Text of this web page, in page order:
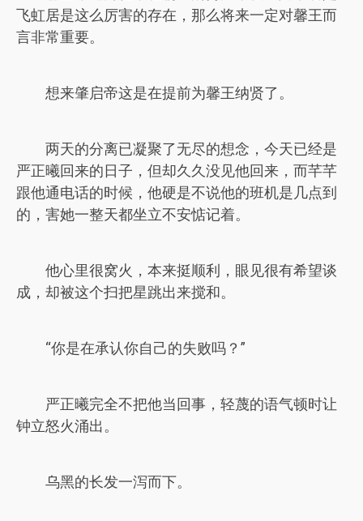
飞虹居是这么厉害的存在，那么将来一定对馨王而
言非常重要。
想来肇启帝这是在提前为馨王纳贤了。
两天的分离已凝聚了无尽的想念，今天已经是
严正曦回来的日子，但却久久没见他回来，而芊芊
跟他通电话的时候，他硬是不说他的班机是几点到
的，害她一整天都坐立不安惦记着。
他心里很窝火，本来挺顺利，眼见很有希望谈
成，却被这个扫把星跳出来搅和。
“你是在承认你自己的失败吗？”
严正曦完全不把他当回事，轻蔑的语气顿时让
钟立怒火涌出。
乌黑的长发一泻而下。